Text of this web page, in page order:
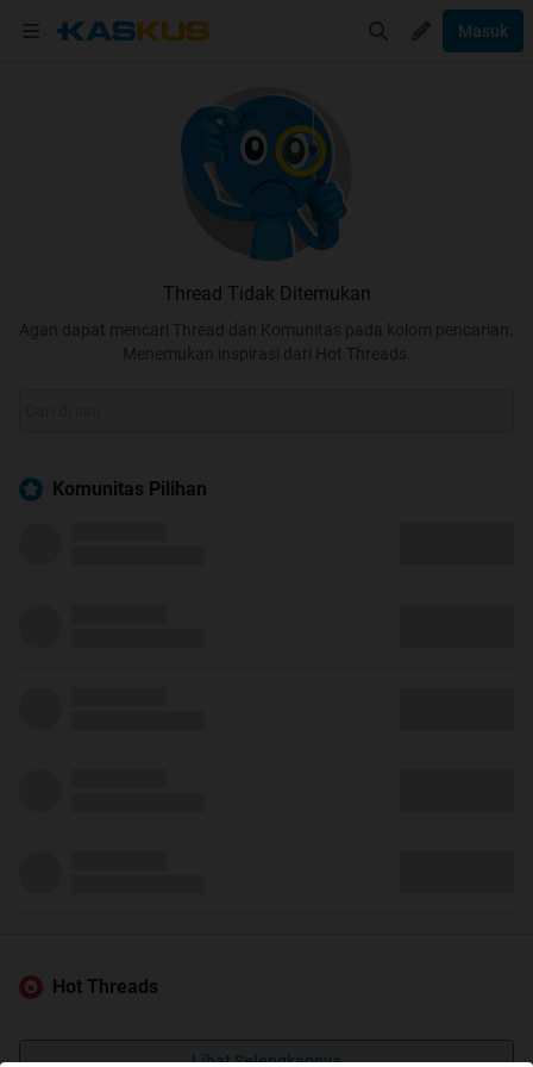
Masuk
Thread Tidak Ditemukan
Agan dapat mencari Thread dan Komunitas pada kolom pencarian.
Menemukan inspirasi dari Hot Threads.
Komunitas Pilihan
Hot Threads
Lihat Selengkapnya